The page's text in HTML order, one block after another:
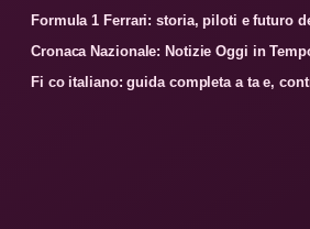
Formula 1 Ferrari: storia, piloti e futuro
Cronaca Nazionale: Notizie Oggi in
Fi co italiano: guida completa a ta e,